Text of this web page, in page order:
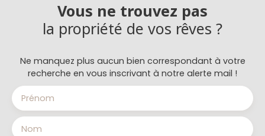
Vous ne trouvez pas
la propriété de vos rêves ?
Ne manquez plus aucun bien correspondant à votre
recherche en vous inscrivant à notre alerte mail !
Prénom
Nom